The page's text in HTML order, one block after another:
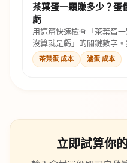
茶葉蛋一顆賺多少？蛋
虧
用這篇快速檢查「茶葉蛋
沒算就是虧」的關鍵數字
售價公式，幫你判斷是否還
茶葉蛋 成本 滷蛋 成本
立即試算你